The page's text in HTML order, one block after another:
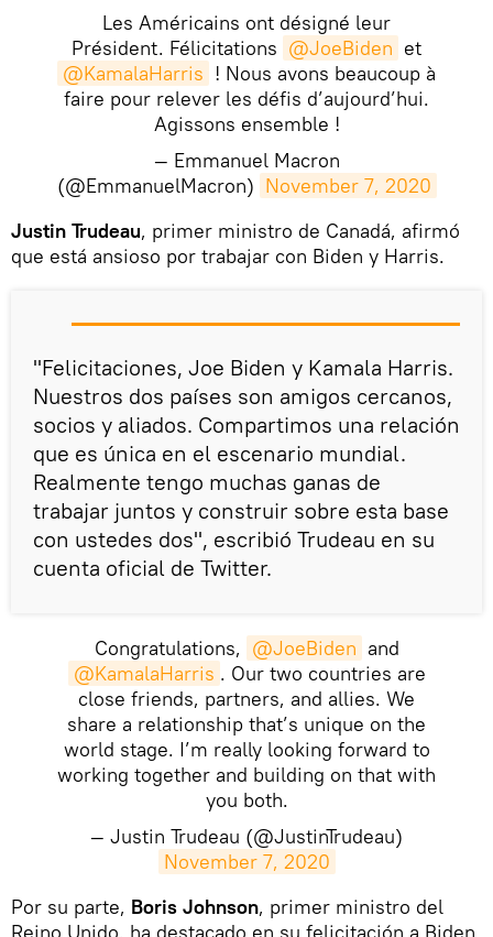
Les Américains ont désigné leur
Président. Félicitations @JoeBiden et
@KamalaHarris ! Nous avons beaucoup à
faire pour relever les défis d’aujourd’hui.
Agissons ensemble !
— Emmanuel Macron
(@EmmanuelMacron) November 7, 2020
Justin Trudeau, primer ministro de Canadá, afirmó
que está ansioso por trabajar con Biden y Harris.
"Felicitaciones, Joe Biden y Kamala Harris.
Nuestros dos países son amigos cercanos,
socios y aliados. Compartimos una relación
que es única en el escenario mundial.
Realmente tengo muchas ganas de
trabajar juntos y construir sobre esta base
con ustedes dos", escribió Trudeau en su
cuenta oficial de Twitter.
Congratulations, @JoeBiden and
@KamalaHarris . Our two countries are
close friends, partners, and allies. We
share a relationship that’s unique on the
world stage. I’m really looking forward to
working together and building on that with
you both.
— Justin Trudeau (@JustinTrudeau)
November 7, 2020
Por su parte, Boris Johnson, primer ministro del
Reino Unido, ha destacado en su felicitación a Biden